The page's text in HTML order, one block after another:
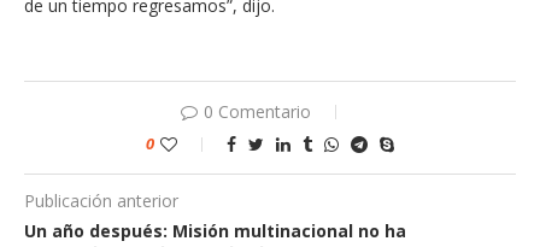
de un tiempo regresamos”, dijo.
0 Comentario
0
Publicación anterior
Un año después: Misión multinacional no ha